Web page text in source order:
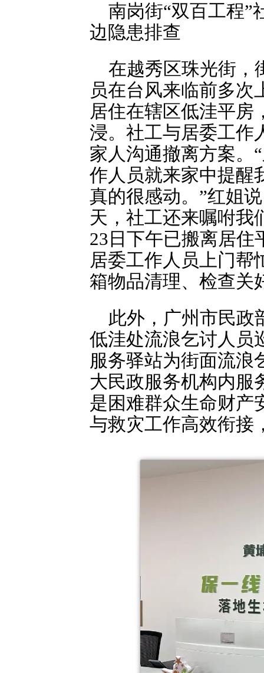
南岗街“双百工程”
边隐患排查
在越秀区珠光街，
员在台风来临前多次
居住在辖区低洼平房
浸。社工与居委工作
家人沟通撤离方案。
作人员就来家中提醒
真的很感动。”红姐
天，社工还来嘱咐我
23日下午已搬离居住
居委工作人员上门帮
箱物品清理、检查关
此外，广州市民政
低洼处流浪乞讨人员
服务驿站为街面流浪
大民政服务机构内服
是困难群众生命财产
与救灾工作高效衔接